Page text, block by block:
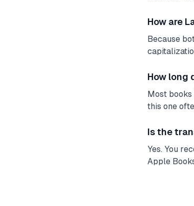
How are
Because
How long
Most books
this one
Is the
Yes. You
Apple